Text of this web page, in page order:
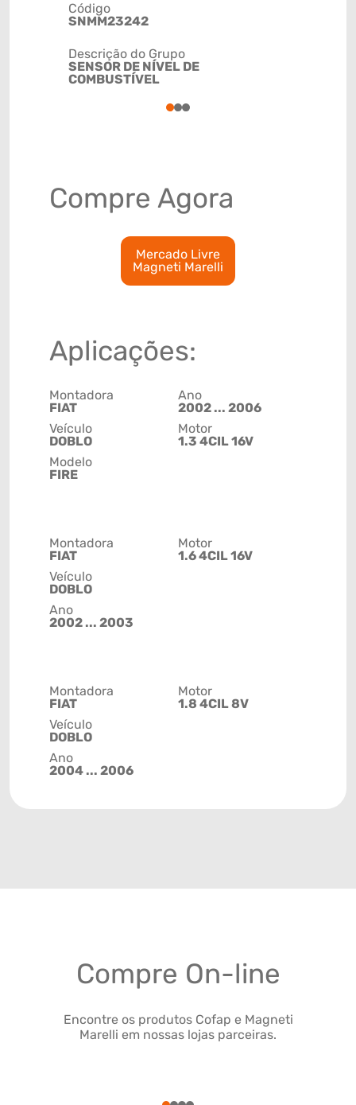
Código
SNMM23242
Descrição do Grupo
SENSOR DE NÍVEL DE
COMBUSTÍVEL
123
Compre Agora
Mercado Livre
Magneti Marelli
Aplicações:
Montadora
FIAT
Veículo
DOBLO
Modelo
FIRE
Ano
2002 ... 2006
Motor
1.3 4CIL 16V
Montadora
FIAT
Veículo
DOBLO
Ano
2002 ... 2003
Motor
1.6 4CIL 16V
Montadora
FIAT
Veículo
DOBLO
Ano
2004 ... 2006
Motor
1.8 4CIL 8V
Compre On-line
Encontre os produtos Cofap e Magneti
Marelli em nossas lojas parceiras.